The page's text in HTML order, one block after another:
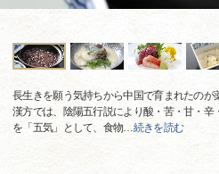
長生きを願う気持ちから中国で育まれたのが
漢方では、陰陽五行説により酸・苦・甘・
を「五気」として、食物…続きを読む